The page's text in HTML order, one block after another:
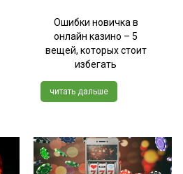
Ошибки новичка в
онлайн казино – 5
вещей, которых стоит
избегать
читать дальше